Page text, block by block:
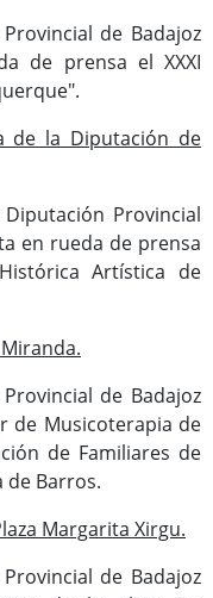
de Badajoz
de prensa el XXXI
de la Diputación de
Provincial
en rueda de prensa
Artística de
Miranda.
de Badajoz
de Musicoterapia de
de Familiares de
de Barros.
Margarita Xirgu.
de Badajoz